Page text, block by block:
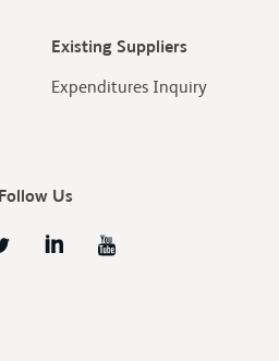
Existing Suppliers
Expenditures Inquiry
Follow Us